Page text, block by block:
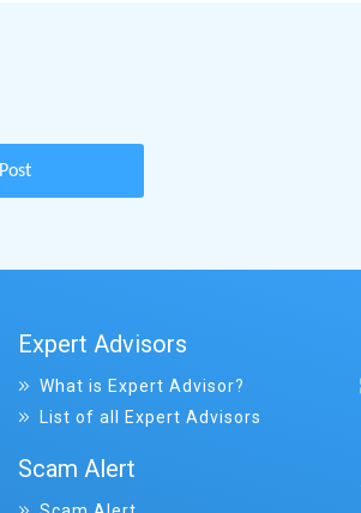
Post
Expert Advisors
What is Expert Advisor?
List of all Expert Advisors
Scam Alert